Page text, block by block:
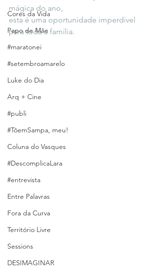
Cores da Vida
Papo de Mãe
#maratonei
#setembroamarelo
Luke do Dia
Arq + Cine
#publi
#TôemSampa, meu!
Coluna do Vasques
#DescomplicaLara
#entrevista
Entre Palavras
Fora da Curva
Território Livre
Sessions
DESIMAGINAR
mágica do ano,
esta é uma oportunidade imperdível
para toda a família.